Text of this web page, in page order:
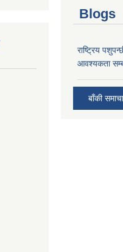
Blogs
राष्ट्रिय
आवश्यकता
बाँकी